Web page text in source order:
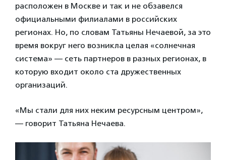
расположен в Москве и так и не обзавелся
официальными филиалами в российских
регионах. Но, по словам Татьяны Нечаевой, за это
время вокруг него возникла целая «солнечная
система» — сеть партнеров в разных регионах, в
которую входит около ста дружественных
организаций.
«Мы стали для них неким ресурсным центром»,
— говорит Татьяна Нечаева.